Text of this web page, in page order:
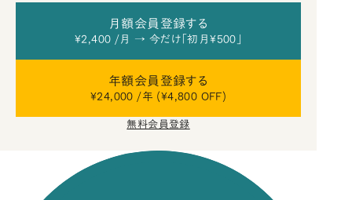
月額会員登録する
¥2,400 /月 → 今だけ「初月¥500」
年額会員登録する
¥24,000 /年 (¥4,800 OFF)
無料会員登録